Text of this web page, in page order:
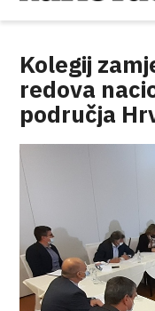
Kolegij
redova
područja